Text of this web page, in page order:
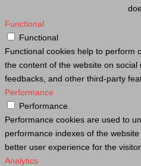
Functional
Functional
Functional cookies help to perform
the content of the website on
feedbacks, and other third-party
Performance
Performance
Performance cookies are used to
performance indexes of the
better user experience for the
Analytics